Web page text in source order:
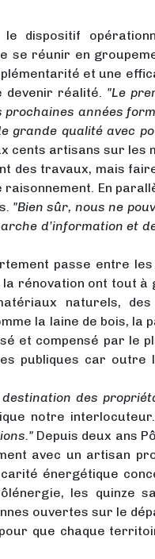
dispositif
se réunir en
et une
devenir réalité. "Le
prochaines années
grande qualité avec
cents artisans sur les
des travaux, mais
En
"Bien sûr, nous ne
d’information et
passe entre les
rénovation ont tout
naturels,
la laine de bois, la
et compensé par le
car outre
des
notre interlocuteur.
Depuis deux ans
avec un artisan
énergétique
les quinze
ouvertes sur le
que chaque